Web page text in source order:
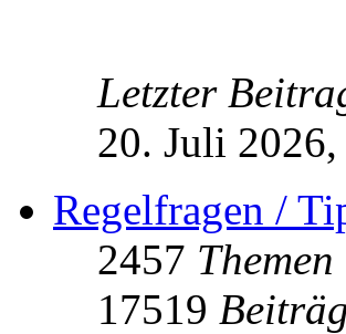
Letzter
20. Juli 2026,
Regelfragen /
2457 Themen
17519